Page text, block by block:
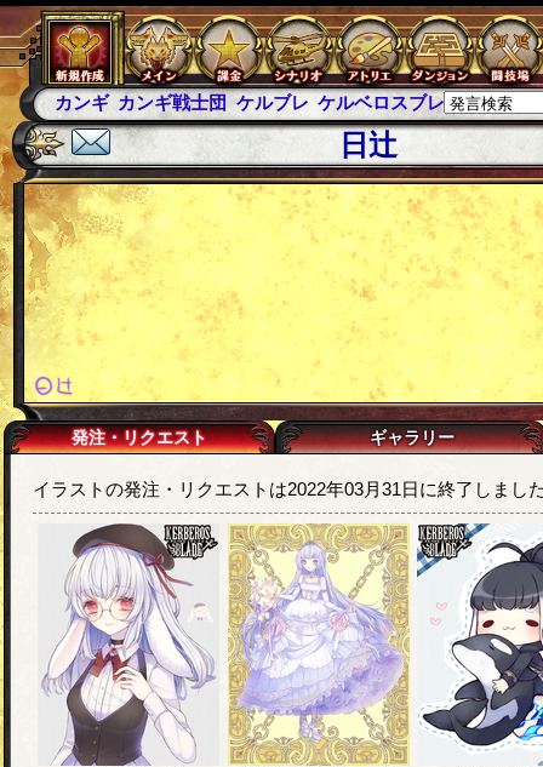
カンギ カンギ戦士団 ケルブレ ケルベロスブレイド スパ
日辻
発注・リクエスト ギャラリー
イラストの発注・リクエストは2022年03月31日に終了しまし